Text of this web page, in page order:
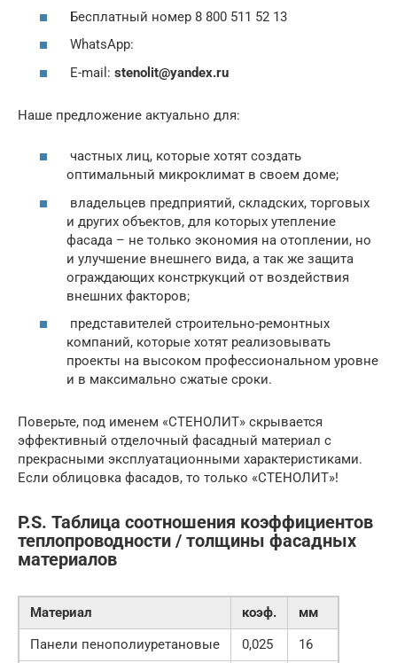
Бесплатный номер 8 800 511 52 13
WhatsApp:
E-mail: stenolit@yandex.ru
Наше предложение актуально для:
частных лиц, которые хотят создать
оптимальный микроклимат в своем доме;
владельцев предприятий, складских, торговых
и других объектов, для которых утепление
фасада – не только экономия на отоплении, но
и улучшение внешнего вида, а так же защита
ограждающих констркукций от воздействия
внешних факторов;
представителей строительно-ремонтных
компаний, которые хотят реализовывать
проекты на высоком профессиональном уровне
и в максимально сжатые сроки.
Поверьте, под именем «СТЕНОЛИТ» скрывается
эффективный отделочный фасадный материал с
прекрасными эксплуатационными характеристиками.
Если облицовка фасадов, то только «СТЕНОЛИТ»!
P.S. Таблица соотношения коэффициентов
теплопроводности / толщины фасадных
материалов
Материал коэф.
мм
Панели пенополиуретановые
0,025 16